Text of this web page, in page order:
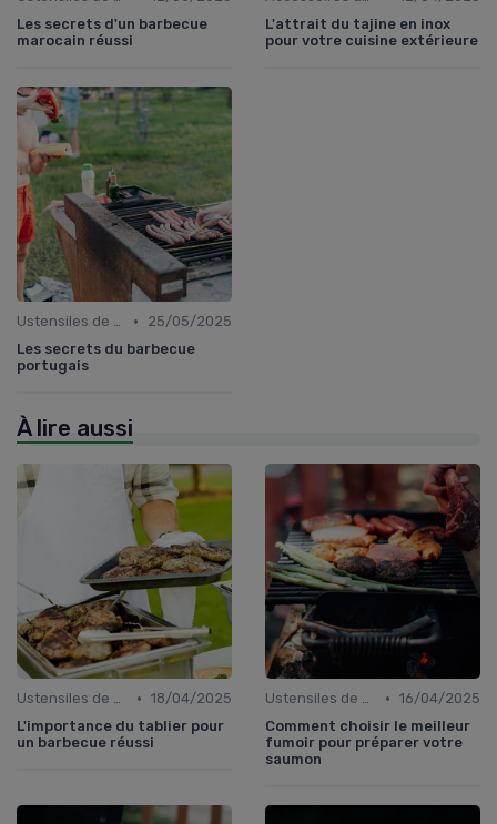
Les secrets d'un barbecue
marocain réussi
L'attrait du tajine en inox
pour votre cuisine extérieure
Ustensiles de Barbecue •
25/05/2025
Les secrets du barbecue
portugais
À lire aussi
Ustensiles de Barbecue • 18/04/2025
L'importance du tablier pour
un barbecue réussi
Ustensiles de Barbecue • 16/04/2025
Comment choisir le meilleur
fumoir pour préparer votre
saumon